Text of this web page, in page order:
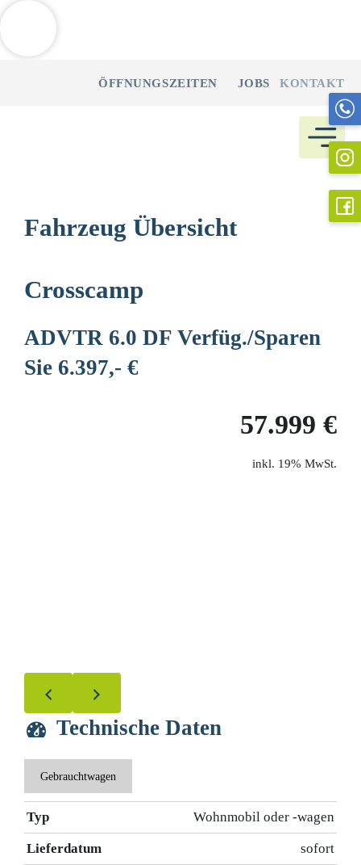
ÖFFNUNGSZEITEN JOBS KONTAKT
Fahrzeug Übersicht
Crosscamp
ADVTR 6.0 DF Verfüg./Sparen
Sie 6.397,- €
57.999 €
19% MwSt.
Technische Daten
Gebrauchtwagen
Typ Wohnmobil oder -wagen
Lieferdatum sofort